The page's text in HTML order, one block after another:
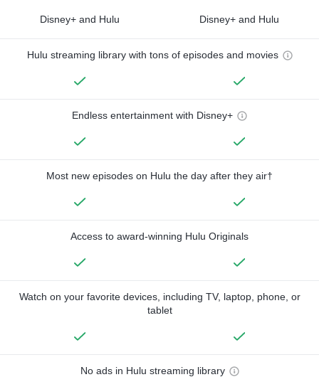
Disney+ and Hulu Disney+ and Hulu
Hulu streaming library with tons of episodes and movies
Endless entertainment with Disney+
Most new episodes on Hulu the day after they air†
Access to award-winning Hulu Originals
Watch on your favorite devices, including TV, laptop, phone, or
tablet
No ads in Hulu streaming library